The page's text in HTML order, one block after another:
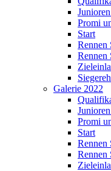
Promi
Start
Rennen
Rennen
Galerie 2022
Promi
Start
Rennen
Rennen